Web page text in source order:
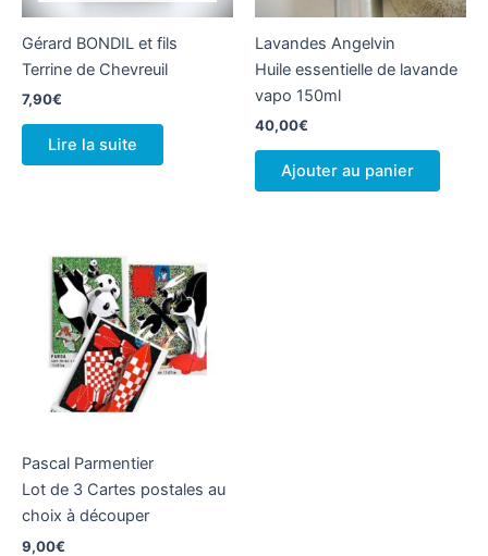
Gérard BONDIL et fils
Terrine de Chevreuil
7,90€
Lire la suite
Lavandes Angelvin
Huile essentielle de lavande
vapo 150ml
40,00€
Ajouter au panier
Pascal Parmentier
Lot de 3 Cartes postales au
choix à découper
9,00€